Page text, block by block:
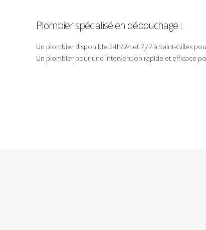
Plombierspécialisé en débouchage :
Un plombier disponible 24h/24 et 7j/7 à Saint-Gilles
Un plombier pour une intervention rapide et efficace